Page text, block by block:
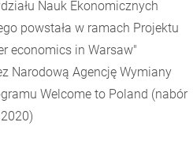
Nauk Ekonomicznych
powstała w ramach Projektu
economics in Warsaw"
Narodową Agencję Wymiany
Welcome to Poland (nabór
2020)